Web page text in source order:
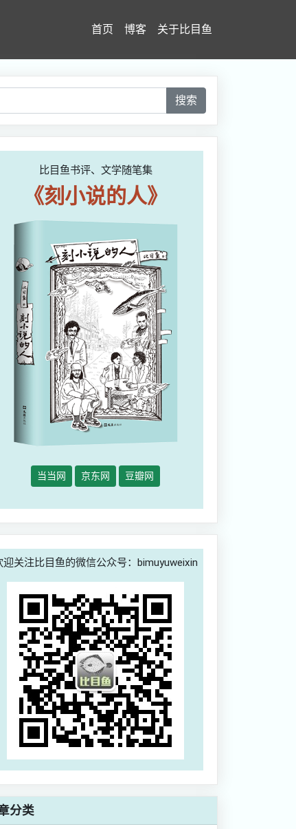
首页 博客 关于比目鱼
搜索
比目鱼书评、文学随笔集
《刻小说的人》
当当网 京东网 豆瓣网
迎关注比目鱼的微信公众号：bimuyuweixin
分类